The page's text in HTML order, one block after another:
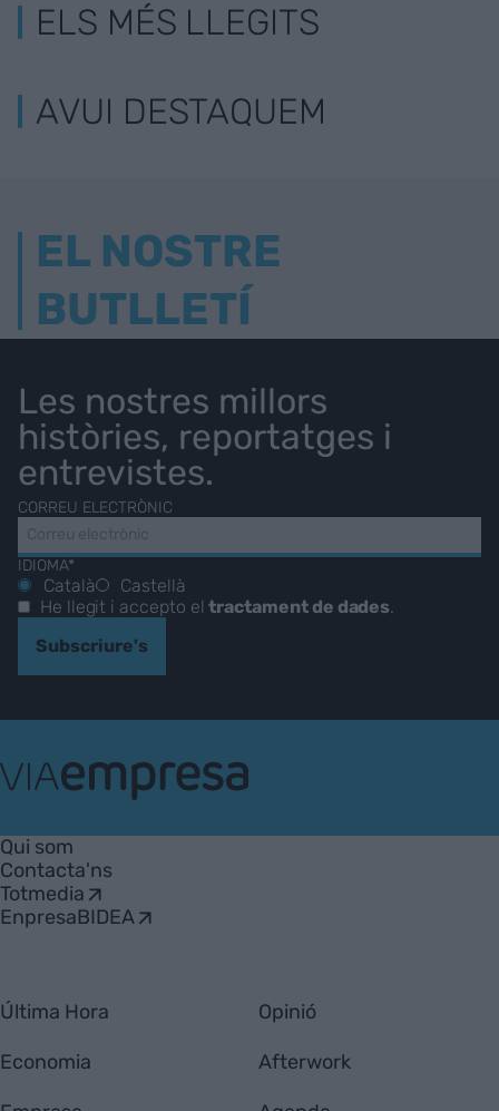
ELS MÉS LLEGITS
AVUI DESTAQUEM
EL NOSTRE
BUTLLETÍ
Les nostres millors
històries, reportatges i
entrevistes.
CORREU ELECTRÒNIC
IDIOMA*
Català
Castellà
He llegit i accepto eltractament de dades.
Subscriure's
Empresa
Qui som
Contacta'ns
Totmedia
EnpresaBIDEA
Última Hora
Economia
Opinió
Afterwork